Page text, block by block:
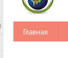
Главная